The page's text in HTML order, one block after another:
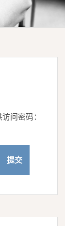
问密码：